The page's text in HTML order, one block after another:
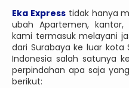
Eka Expresstidak hanya
ubah Apartemen,
kami termasuk melayani
dari Surabaya ke luar
Indonesia salah satunya
perpindahan apa saja
berikut: